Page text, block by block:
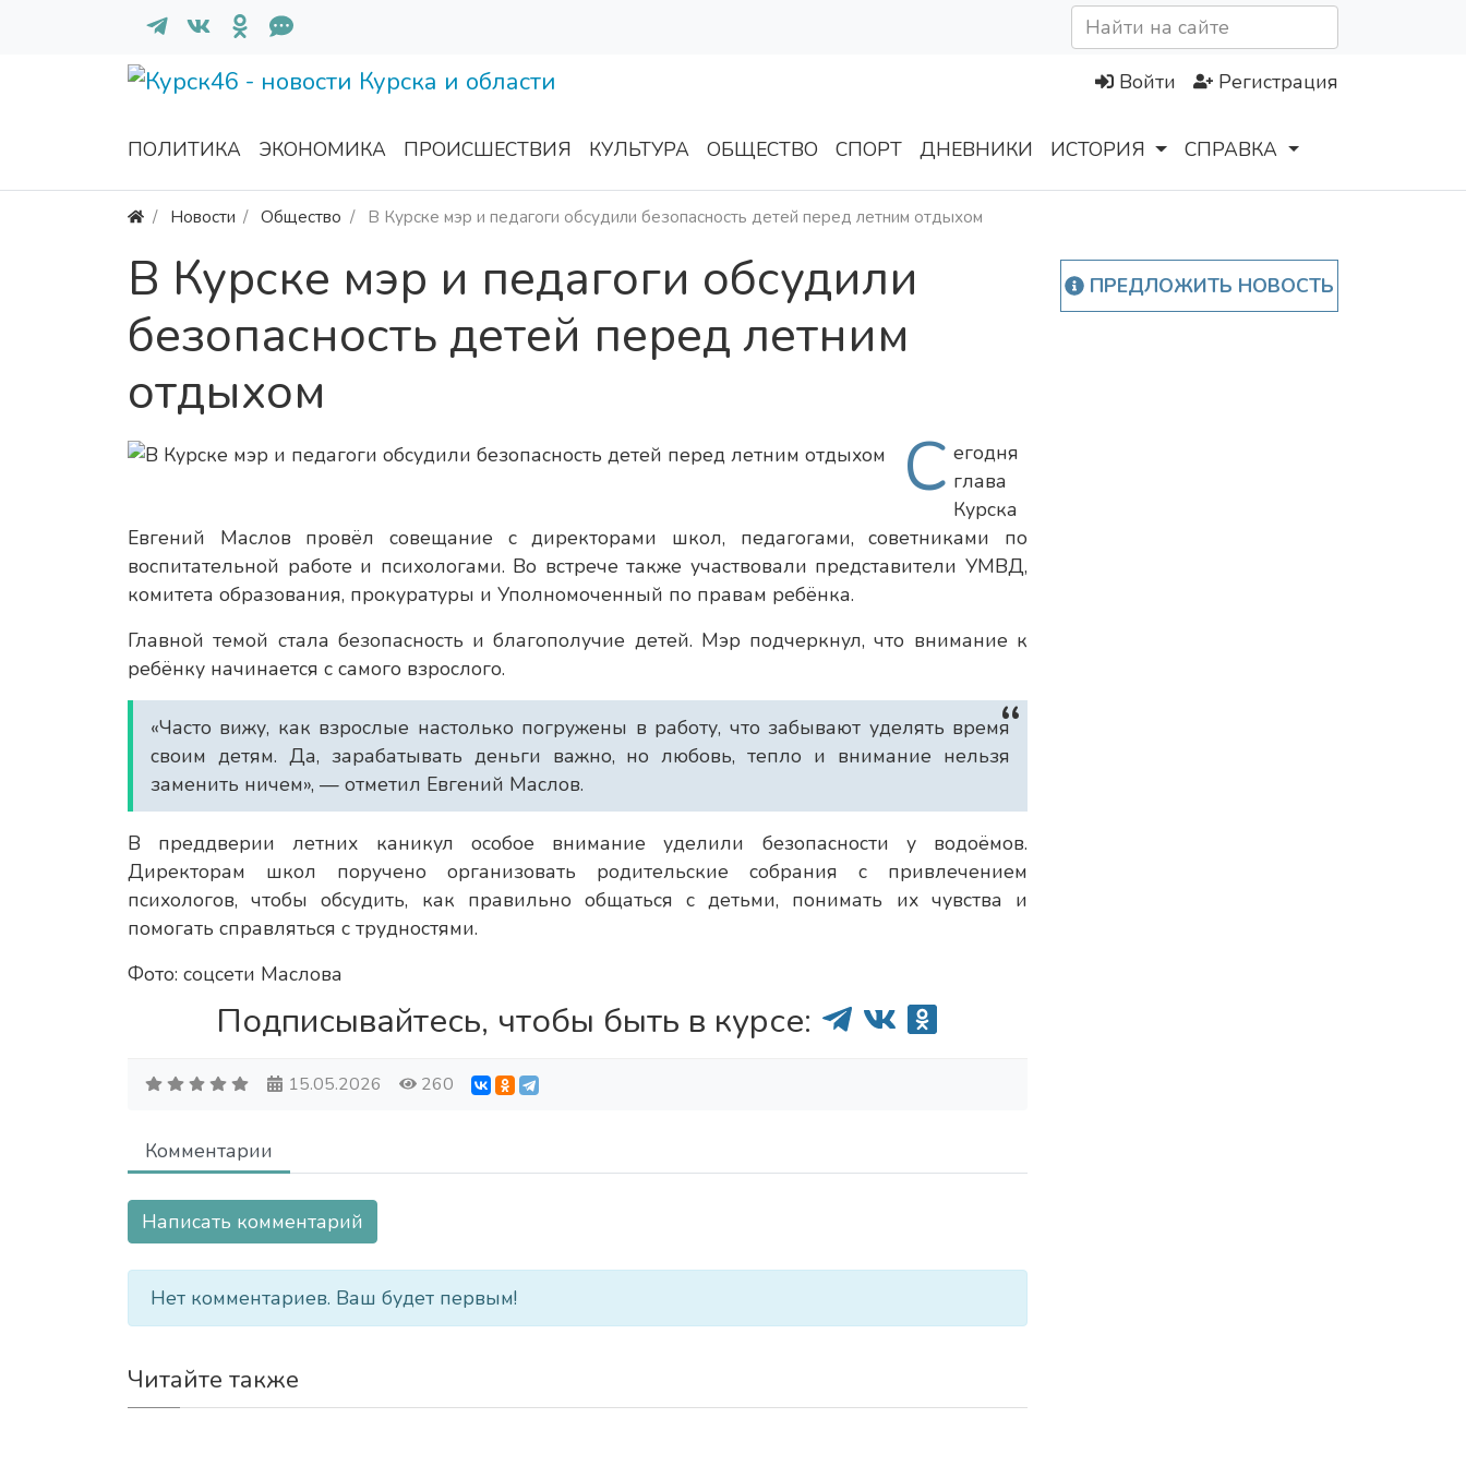
Войти Регистрация
ПОЛИТИКА ЭКОНОМИКА ПРОИСШЕСТВИЯ КУЛЬТУРА ОБЩЕСТВО СПОРТ ДНЕВНИКИ ИСТОРИЯ СПРАВКА
Новости Общество В Курске мэр и педагоги обсудили безопасность детей перед летним отдыхом
В Курске мэр и педагоги обсудили
безопасность детей перед летним
отдыхом
С егодня
глава
Курска
Евгений Маслов провёл совещание с директорами школ, педагогами, советниками по
воспитательной работе и психологами. Во встрече также участвовали представители УМВД,
комитета образования, прокуратуры и Уполномоченный по правам ребёнка.
Главной темой стала безопасность и благополучие детей. Мэр подчеркнул, что внимание к
ребёнку начинается с самого взрослого.
«Часто вижу, как взрослые настолько погружены в работу, что забывают уделять время
своим детям. Да, зарабатывать деньги важно, но любовь, тепло и внимание нельзя
заменить ничем», — отметил Евгений Маслов.
В преддверии летних каникул особое внимание уделили безопасности у водоёмов.
Директорам школ поручено организовать родительские собрания с привлечением
психологов, чтобы обсудить, как правильно общаться с детьми, понимать их чувства и
помогать справляться с трудностями.
Фото: соцсети Маслова
Подписывайтесь, чтобы быть в курсе:
15.05.2026 260
Комментарии
Написать комментарий
Нет комментариев. Ваш будет первым!
Читайте также
ПРЕДЛОЖИТЬ НОВОСТЬ